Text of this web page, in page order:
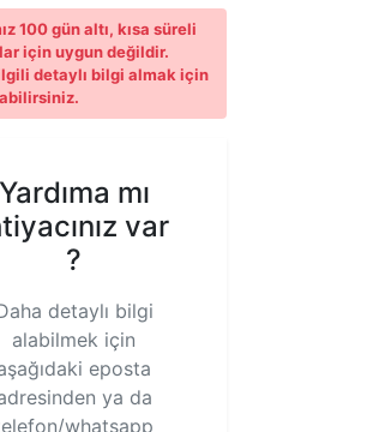
100 gün altı, kısa süreli
için uygun değildir.
detaylı bilgi almak için
Yardıma mı
var
?
detaylı bilgi
alabilmek için
eposta
ya da
whatsapp